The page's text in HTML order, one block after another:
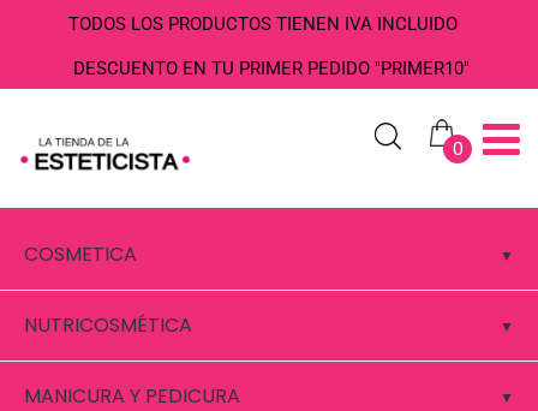
TODOS LOS PRODUCTOS TIENEN IVA INCLUIDO
DESCUENTO EN TU PRIMER PEDIDO "PRIMER10"
0
COSMETICA
NUTRICOSMÉTICA
MANICURA Y PEDICURA